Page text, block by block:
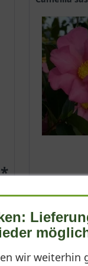
für Werte wie
Jahrhundert
3 Meter groß
wählen, die
Raum. Die
Der mittelgroße
sich.
sich im
wir weiterhin